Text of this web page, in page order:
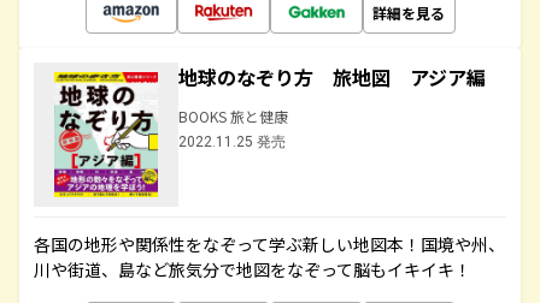
詳細を見る
地球のなぞり方 旅地図 アジア編
BOOKS 旅と健康
2022.11.25 発売
各国の地形や関係性をなぞって学ぶ新しい地図本！国境や州、
川や街道、島など旅気分で地図をなぞって脳もイキイキ！